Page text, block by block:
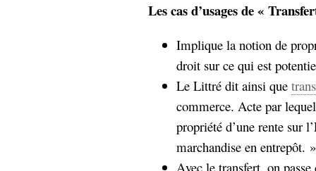
Les cas d’usages de «
Implique la notion de
droit sur ce qui est
Le Littré dit ainsi que
commerce. Acte par
propriété d’une rente sur
marchandise en entrepôt. »
Avec le transfert, on passe